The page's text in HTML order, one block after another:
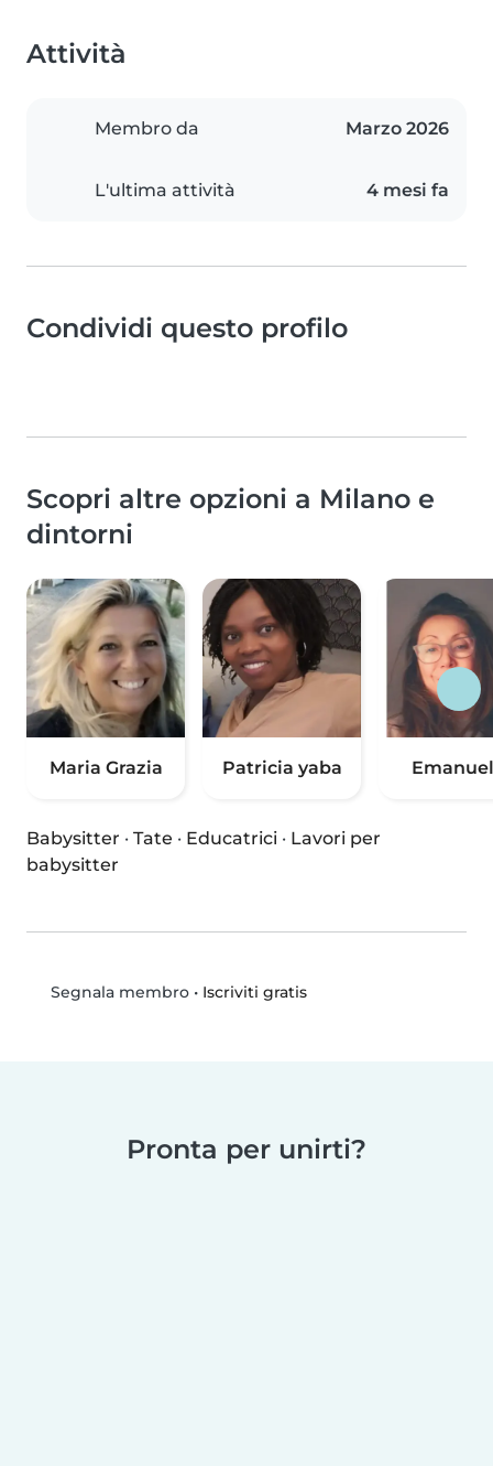
Attività
Membro da Marzo 2026
L'ultima attività 4 mesi fa
Condividi questo profilo
Scopri altre opzioni a Milano e
dintorni
Maria Grazia Patricia yaba
Babysitter · Tate · Educatrici · Lavori per
babysitter
Segnala membro• Iscriviti gratis
Pronta per unirti?